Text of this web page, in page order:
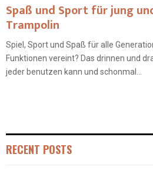
Spaß und Sport für jung
Trampolin
Spiel, Sport und Spaß für alle
Funktionen vereint? Das drinnen und
jeder benutzen kann und schonmal...
RECENT POSTS